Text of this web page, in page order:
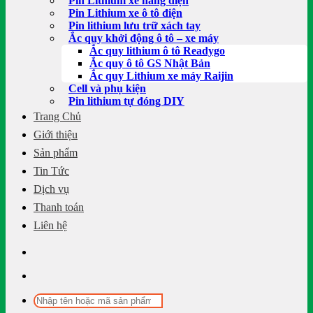
Pin Lithium xe ô tô điện
Pin lithium lưu trữ xách tay
Ắc quy khởi động ô tô – xe máy
Ắc quy lithium ô tô Readygo
Ắc quy ô tô GS Nhật Bản
Ắc quy Lithium xe máy Raijin
Cell và phụ kiện
Pin lithium tự đóng DIY
Trang Chủ
Giới thiệu
Sản phẩm
Tin Tức
Dịch vụ
Thanh toán
Liên hệ
Tìm